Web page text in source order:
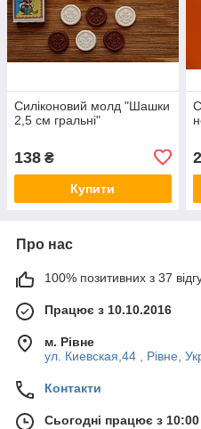
Силіконовий молд "Шашки
2,5 см гральні"
138 ₴
Купити
Про нас
100% позитивних з 37
Працює з 10.10.2016
м. Рівне
ул. Киевская,44 , Рівне,
Контакти
Сьогодні працює з